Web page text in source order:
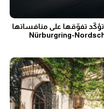
سيارة Mercedes-AMG CLA 45 تؤكّد تفوّقها على منافساتها